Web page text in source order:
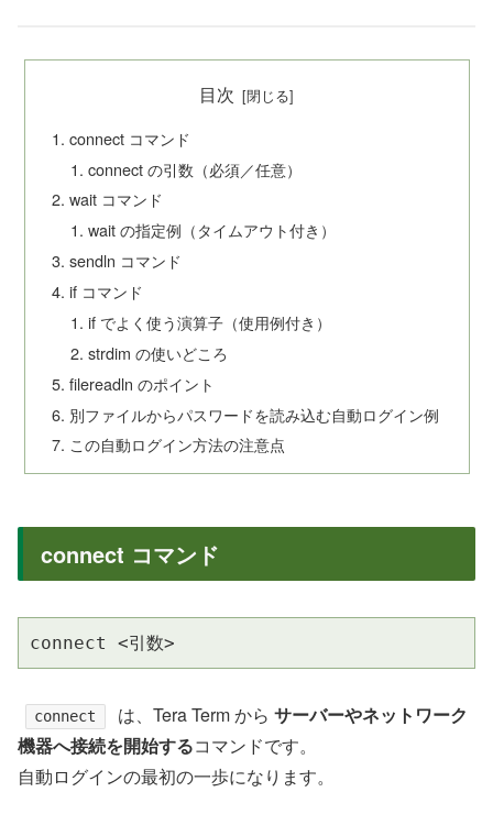
目次
connect コマンド
connect の引数（必須／任意）
wait コマンド
wait の指定例（タイムアウト付き）
sendln コマンド
if コマンド
if でよく使う演算子（使用例付き）
strdim の使いどころ
filereadln のポイント
別ファイルからパスワードを読み込む自動ログイン例
この自動ログイン方法の注意点
connect コマンド
connect <引数>
connect は、Tera Term から サーバーやネットワーク
機器へ接続を開始するコマンドです。
自動ログインの最初の一歩になります。